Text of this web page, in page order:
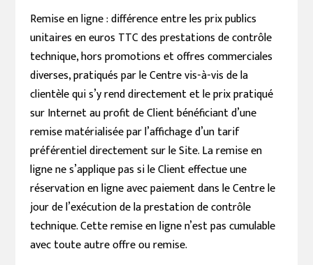
Remise en ligne : différence entre les prix publics
unitaires en euros TTC des prestations de contrôle
technique, hors promotions et offres commerciales
diverses, pratiqués par le Centre vis-à-vis de la
clientèle qui s’y rend directement et le prix pratiqué
sur Internet au profit de Client bénéficiant d’une
remise matérialisée par l’affichage d’un tarif
préférentiel directement sur le Site. La remise en
ligne ne s’applique pas si le Client effectue une
réservation en ligne avec paiement dans le Centre le
jour de l’exécution de la prestation de contrôle
technique. Cette remise en ligne n’est pas cumulable
avec toute autre offre ou remise.